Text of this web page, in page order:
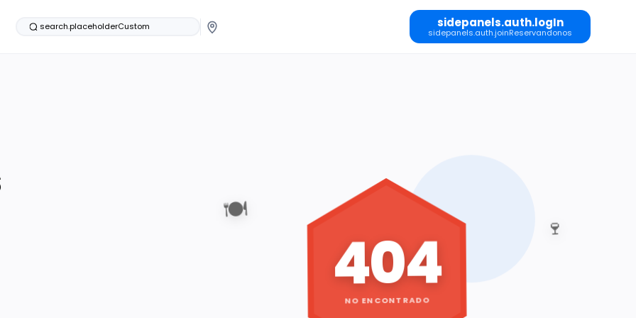
search.placeholderCustom sidepanels.auth.logIn
sidepanels.auth.joinReservandonos
🍽️ 🍷
404
NO ENCONTRADO